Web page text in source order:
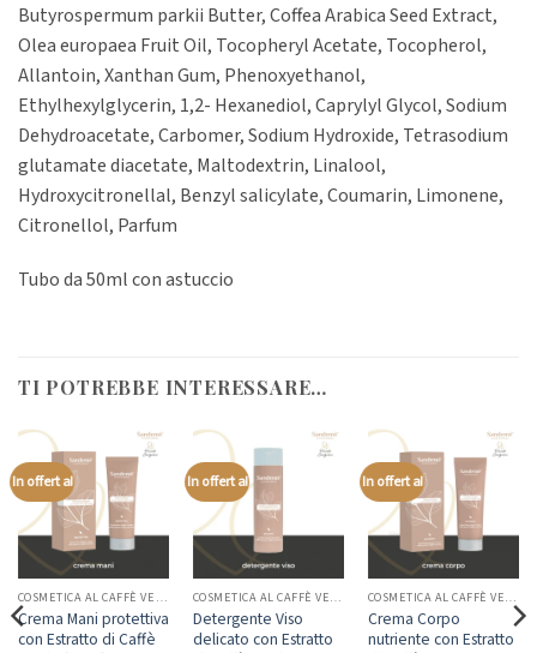
Butyrospermum parkii Butter, Coffea Arabica Seed Extract,
Olea europaea Fruit Oil, Tocopheryl Acetate, Tocopherol,
Allantoin, Xanthan Gum, Phenoxyethanol,
Ethylhexylglycerin, 1,2- Hexanediol, Caprylyl Glycol, Sodium
Dehydroacetate, Carbomer, Sodium Hydroxide, Tetrasodium
glutamate diacetate, Maltodextrin, Linalool,
Hydroxycitronellal, Benzyl salicylate, Coumarin, Limonene,
Citronellol, Parfum
Tubo da 50ml con astuccio
TI POTREBBE INTERESSARE…
In offerta!
COSMETICA AL CAFFÈ VERDE
Crema Mani protettiva
con Estratto di Caffè
In offerta!
COSMETICA AL CAFFÈ VERDE
Detergente Viso
delicato con Estratto
In offerta!
COSMETICA AL CAFFÈ VERDE
Crema Corpo
nutriente con Estratto